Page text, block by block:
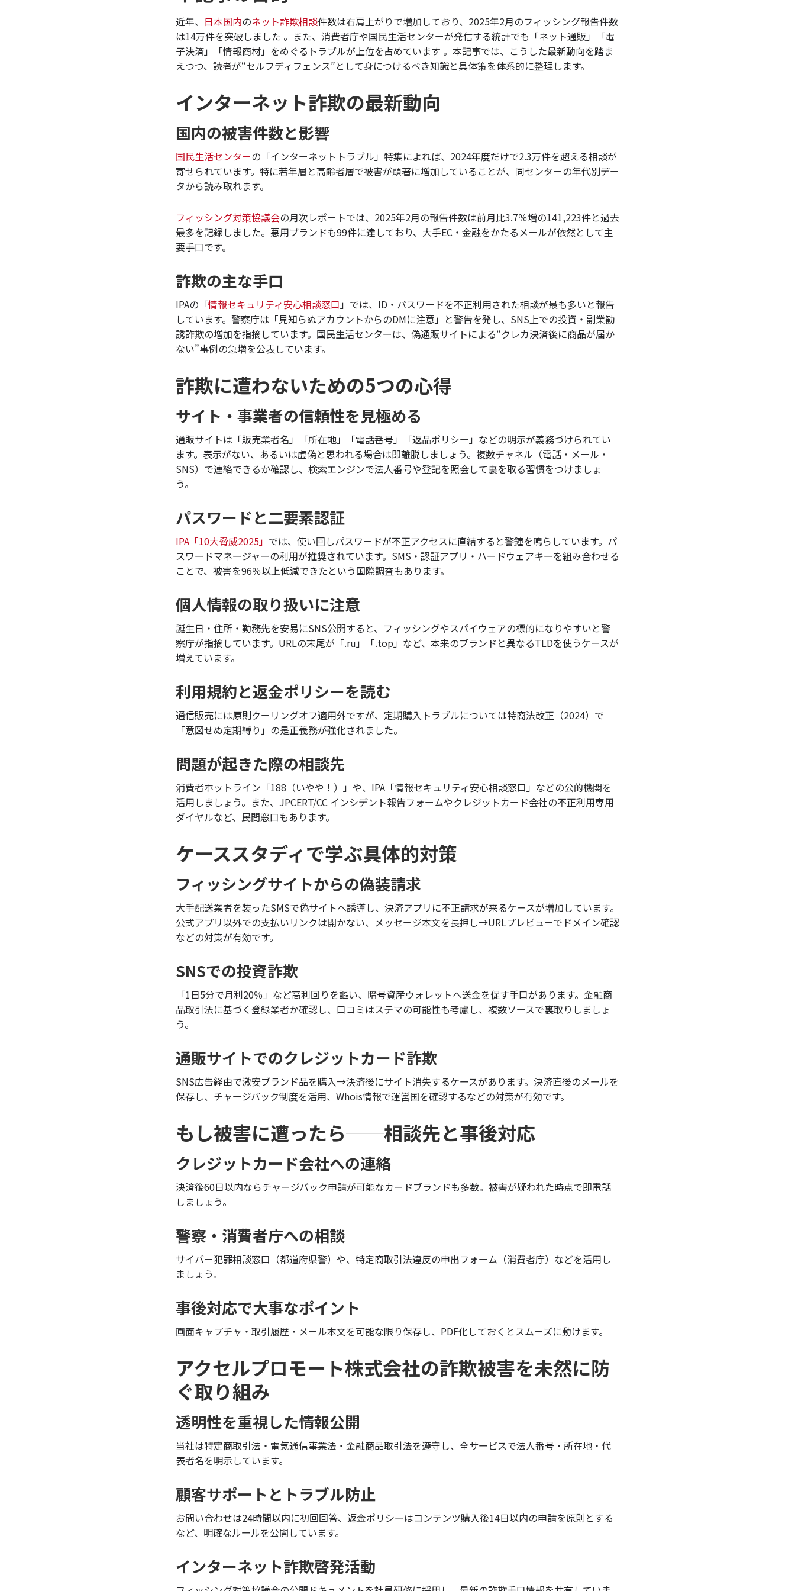
近年、 日本国内のネット詐欺相談件数は右肩上がりで増加しており、2025年2月のフィッシング報告件数
は14万件を突破しました 。また、消費者庁や国民生活センターが発信する統計でも「ネット通販」「電
子決済」「情報商材」をめぐるトラブルが上位を占めています 。本記事では、こうした最新動向を踏ま
えつつ、読者が“セルフディフェンス”として身につけるべき知識と具体策を体系的に整理します。
インターネット詐欺の最新動向
国内の被害件数と影響
国民生活センターの「インターネットトラブル」特集によれば、2024年度だけで2.3万件を超える相談が
寄せられています。特に若年層と高齢者層で被害が顕著に増加していることが、同センターの年代別デー
タから読み取れます。
フィッシング対策協議会の月次レポートでは、2025年2月の報告件数は前月比3.7％増の141,223件と過去
最多を記録しました。悪用ブランドも99件に達しており、大手EC・金融をかたるメールが依然として主
要手口です。
詐欺の主な手口
IPAの「情報セキュリティ安心相談窓口」では、ID・パスワードを不正利用された相談が最も多いと報告
しています。警察庁は「見知らぬアカウントからのDMに注意」と警告を発し、SNS上での投資・副業勧
誘詐欺の増加を指摘しています。国民生活センターは、偽通販サイトによる“クレカ決済後に商品が届か
ない”事例の急増を公表しています。
詐欺に遭わないための5つの心得
サイト・事業者の信頼性を見極める
通販サイトは「販売業者名」「所在地」「電話番号」「返品ポリシー」などの明示が義務づけられてい
ます。表示がない、あるいは虚偽と思われる場合は即離脱しましょう。複数チャネル（電話・メール・
SNS）で連絡できるか確認し、検索エンジンで法人番号や登記を照会して裏を取る習慣をつけましょ
う。
パスワードと二要素認証
IPA「10大脅威2025」 では、使い回しパスワードが不正アクセスに直結すると警鐘を鳴らしています。パ
スワードマネージャーの利用が推奨されています。SMS・認証アプリ・ハードウェアキーを組み合わせる
ことで、被害を96％以上低減できたという国際調査もあります。
個人情報の取り扱いに注意
誕生日・住所・勤務先を安易にSNS公開すると、フィッシングやスパイウェアの標的になりやすいと警
察庁が指摘しています。URLの末尾が「.ru」「.top」など、本来のブランドと異なるTLDを使うケースが
増えています。
利用規約と返金ポリシーを読む
通信販売には原則クーリングオフ適用外ですが、定期購入トラブルについては特商法改正（2024）で
「意図せぬ定期縛り」の是正義務が強化されました。
問題が起きた際の相談先
消費者ホットライン「188（いやや！）」や、IPA「情報セキュリティ安心相談窓口」などの公的機関を
活用しましょう。また、JPCERT/CC インシデント報告フォームやクレジットカード会社の不正利用専用
ダイヤルなど、民間窓口もあります。
ケーススタディで学ぶ具体的対策
フィッシングサイトからの偽装請求
大手配送業者を装ったSMSで偽サイトへ誘導し、決済アプリに不正請求が来るケースが増加しています。
公式アプリ以外での支払いリンクは開かない、メッセージ本文を長押し→URLプレビューでドメイン確認
などの対策が有効です。
SNSでの投資詐欺
「1日5分で月利20％」など高利回りを謳い、暗号資産ウォレットへ送金を促す手口があります。金融商
品取引法に基づく登録業者か確認し、口コミはステマの可能性も考慮し、複数ソースで裏取りしましょ
う。
通販サイトでのクレジットカード詐欺
SNS広告経由で激安ブランド品を購入→決済後にサイト消失するケースがあります。決済直後のメールを
保存し、チャージバック制度を活用、Whois情報で運営国を確認するなどの対策が有効です。
もし被害に遭ったら──相談先と事後対応
クレジットカード会社への連絡
決済後60日以内ならチャージバック申請が可能なカードブランドも多数。被害が疑われた時点で即電話
しましょう。
警察・消費者庁への相談
サイバー犯罪相談窓口（都道府県警）や、特定商取引法違反の申出フォーム（消費者庁）などを活用し
ましょう。
事後対応で大事なポイント
画面キャプチャ・取引履歴・メール本文を可能な限り保存し、PDF化しておくとスムーズに動けます。
アクセルプロモート株式会社の詐欺被害を未然に防
ぐ取り組み
透明性を重視した情報公開
当社は特定商取引法・電気通信事業法・金融商品取引法を遵守し、全サービスで法人番号・所在地・代
表者名を明示しています。
顧客サポートとトラブル防止
お問い合わせは24時間以内に初回回答、返金ポリシーはコンテンツ購入後14日以内の申請を原則とする
など、明確なルールを公開しています。
インターネット詐欺啓発活動